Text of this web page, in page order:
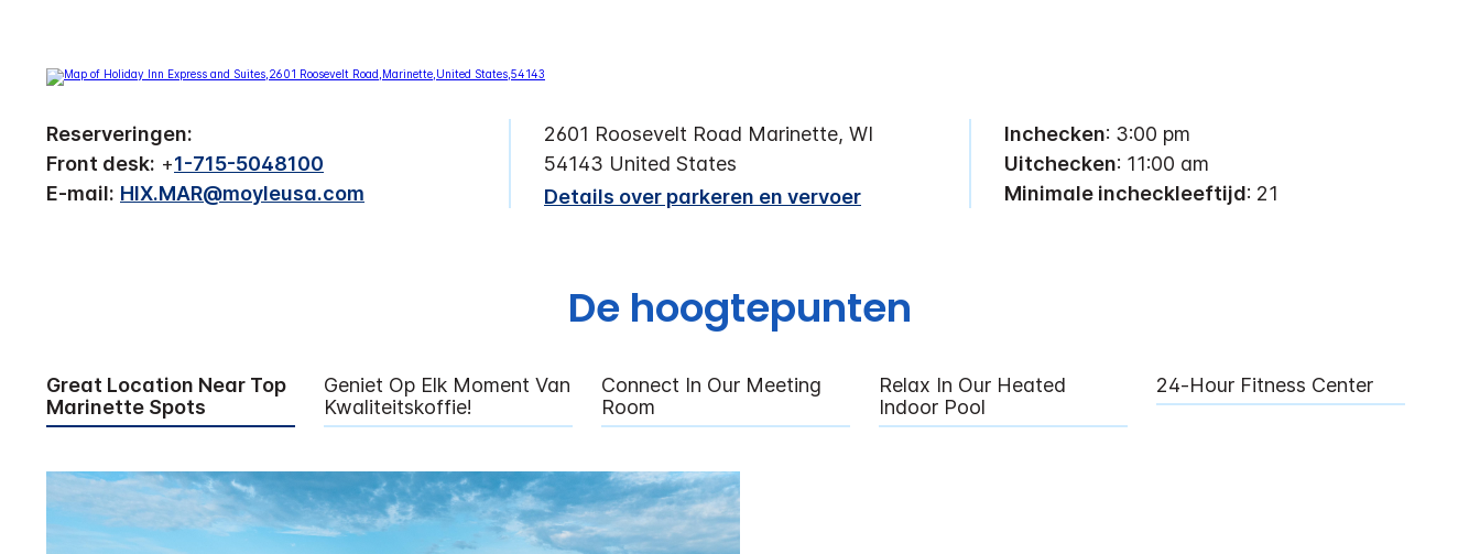
Reserveringen:
Front desk: +1-715-5048100
E-mail: HIX.MAR@moyleusa.com
2601 Roosevelt Road Marinette, WI
54143 United States
Details over parkeren en vervoer
Inchecken: 3:00 pm
Uitchecken: 11:00 am
Minimale incheckleeftijd: 21
De hoogtepunten
Great Location Near Top
Marinette Spots
Geniet Op Elk Moment Van
Kwaliteitskoffie!
Connect In Our Meeting
Room
Relax In Our Heated
Indoor Pool
24‑hour Fitness Center